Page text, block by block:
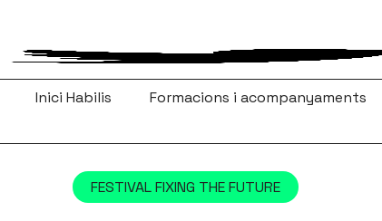
contingut
Inici Habilis Formacions i acompanyaments
FESTIVAL FIXING THE FUTURE